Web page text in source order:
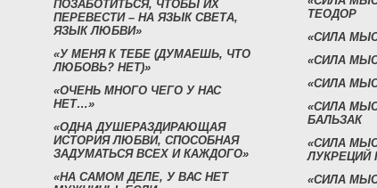
ПОЗАБОТИТЬСЯ, ЧТОБЫ ИХ
ПЕРЕВЕСТИ – НА ЯЗЫК СВЕТА,
ЯЗЫК ЛЮБВИ»
«У МЕНЯ К ТЕБЕ (ДУМАЕШЬ, ЧТО
ЛЮБОВЬ? НЕТ)»
«ОЧЕНЬ МНОГО ЧЕГО У НАС
НЕТ…»
«ОДНА ДУШЕРАЗДИРАЮЩАЯ
ИСТОРИЯ ЛЮБВИ, СПОСОБНАЯ
ЗАДУМАТЬСЯ ВСЕХ И КАЖДОГО»
«НА САМОМ ДЕЛЕ, У ВАС НЕТ
ТЕОДОР
«СИЛА
«СИЛА
«СИЛА
«СИЛА
БАЛЬЗАК
«СИЛА
ЛУКРЕЦИЙ
«СИЛА